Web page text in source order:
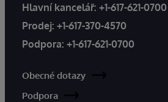
Hlavní kancelář: +1-617-621-0700
Prodej: +1-617-370-4570
Podpora: +1-617-621-0700
Obecné dotazy
Podpora